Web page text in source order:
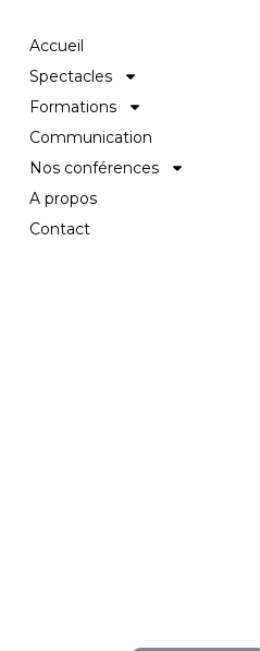
Accueil
Spectacles
Formations
Communication
Nos conférences
A propos
Contact